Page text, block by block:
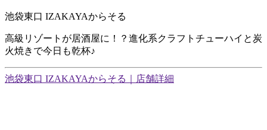
池袋東口 IZAKAYAからそる
高級リゾートが居酒屋に！？進化系クラフトチューハイと炭
火焼きで今日も乾杯♪
池袋東口 IZAKAYAからそる｜店舗詳細